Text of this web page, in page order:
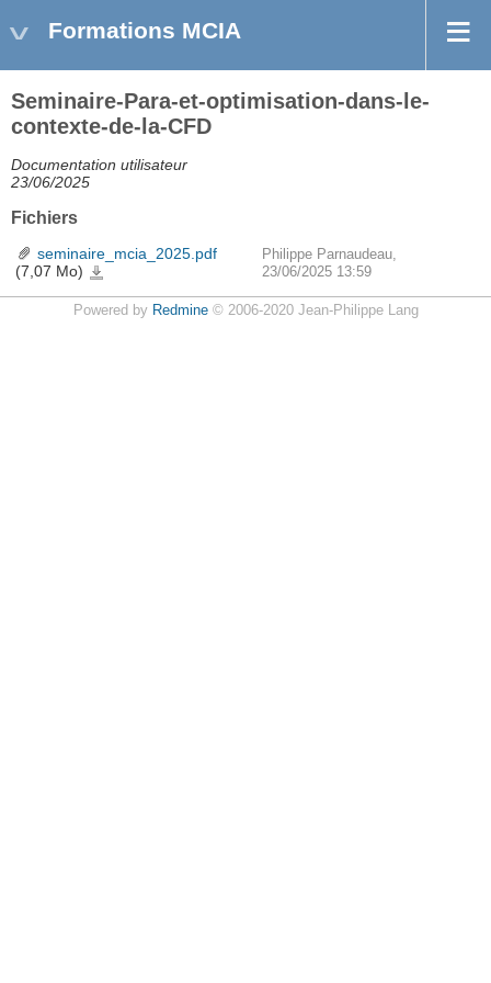
Formations MCIA
Seminaire-Para-et-optimisation-dans-le-
contexte-de-la-CFD
Documentation utilisateur
23/06/2025
Fichiers
seminaire_mcia_2025.pdf
(7,07 Mo)
Philippe Parnaudeau,
23/06/2025 13:59
Powered by Redmine© 2006-2020 Jean-Philippe Lang